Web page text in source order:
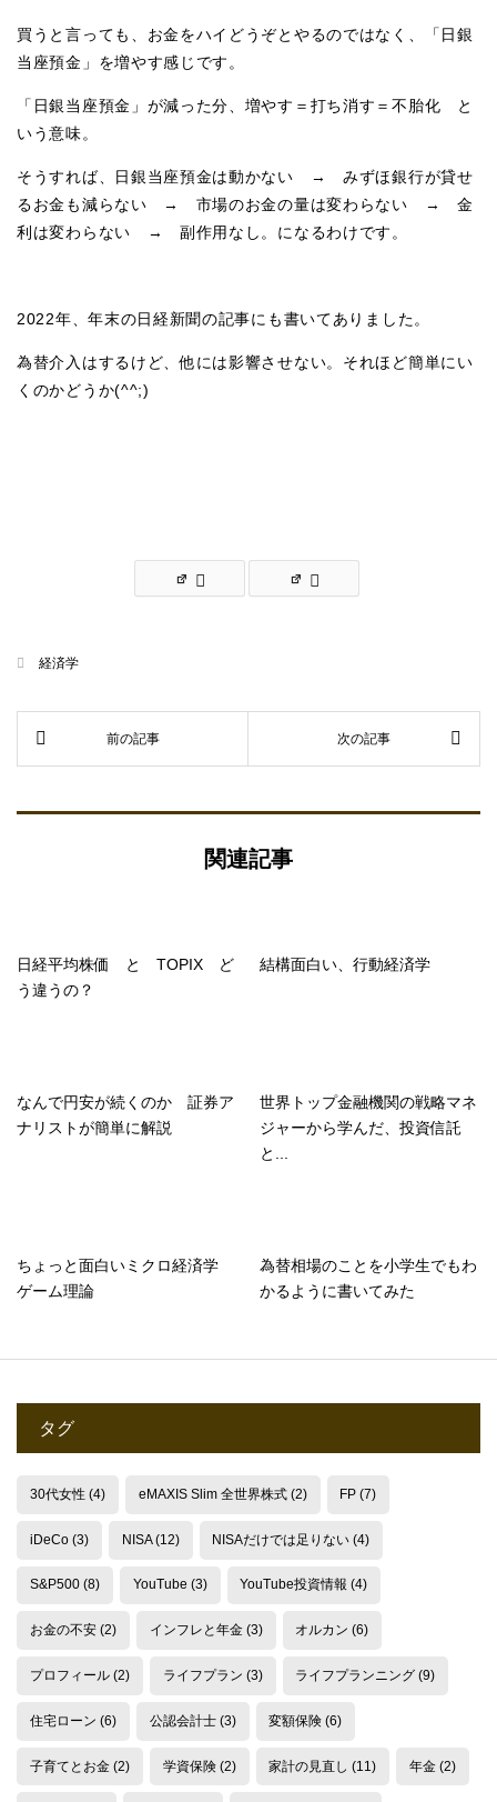
買うと言っても、お金をハイどうぞとやるのではなく、「日銀
当座預金」を増やす感じです。
「日銀当座預金」が減った分、増やす＝打ち消す＝不胎化 と
いう意味。
そうすれば、日銀当座預金は動かない → みずほ銀行が貸せ
るお金も減らない → 市場のお金の量は変わらない → 金
利は変わらない → 副作用なし。になるわけです。
2022年、年末の日経新聞の記事にも書いてありました。
為替介入はするけど、他には影響させない。それほど簡単にい
くのかどうか(^^;)
経済学
関連記事
日経平均株価 と TOPIX ど
う違うの？
結構面白い、行動経済学
なんで円安が続くのか 証券ア
ナリストが簡単に解説
世界トップ金融機関の戦略マネ
ジャーから学んだ、投資信託
と...
ちょっと面白いミクロ経済学
ゲーム理論
為替相場のことを小学生でもわ
かるように書いてみた
タグ
30代女性(4) eMAXIS Slim 全世界株式(2) FP (7)
iDeCo(3) NISA(12) NISAだけでは足りない (4)
S&P500(8) YouTube (3) YouTube投資情報 (4)
お金の不安(2) インフレと年金(3) オルカン (6)
プロフィール(2) ライフプラン (3) ライフプランニング (9)
住宅ローン (6) 公認会計士(3) 変額保険 (6)
子育てとお金(2) 学資保険(2) 家計の見直し (11) 年金 (2)